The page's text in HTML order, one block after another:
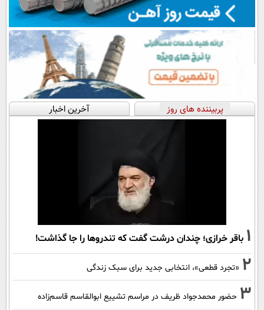
پربیننده های روز آخرین اخبار
1 باقر خرازی؛ چندان درشت گفت که تندروها را جا گذاشت!
2 «تجرد قطعی»، انتخابی جدید برای سبک زندگی
3 حضور محمدجواد ظریف در مراسم تشییع ابوالقاسم قاسم‌زاده